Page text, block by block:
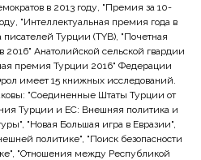
в 2013 году, "Премия за 10-
"Интеллектуальная премия года в
Турции (TYB), "Почетная
Анатолийской сельской гвардии
премия Турции 2016" Федерации
имеет 15 книжных исследований.
"Соединенные Штаты Турции от
Турции и ЕС: Внешняя политика и
"Новая Большая игра в Евразии",
политике", "Поиск безопасности
"Отношения между Республикой